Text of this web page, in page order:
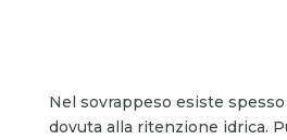
Nel sovrappeso esiste
dovuta alla ritenzione idrica.